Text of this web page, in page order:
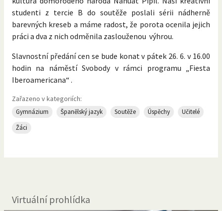
studenti z tercie B do soutěže poslali sérii nádherně
barevných kreseb a máme radost, že porota ocenila jejich
práci a dva z nich odměnila zaslouženou výhrou.
Slavnostní předání cen se bude konat v pátek 26. 6. v 16.00
hodin na náměstí Svobody v rámci programu „Fiesta
Iberoamericana“ .
Zařazeno v kategoriích:
Gymnázium Španělský jazyk Soutěže Úspěchy
Učitelé
Žáci
Virtuální prohlídka